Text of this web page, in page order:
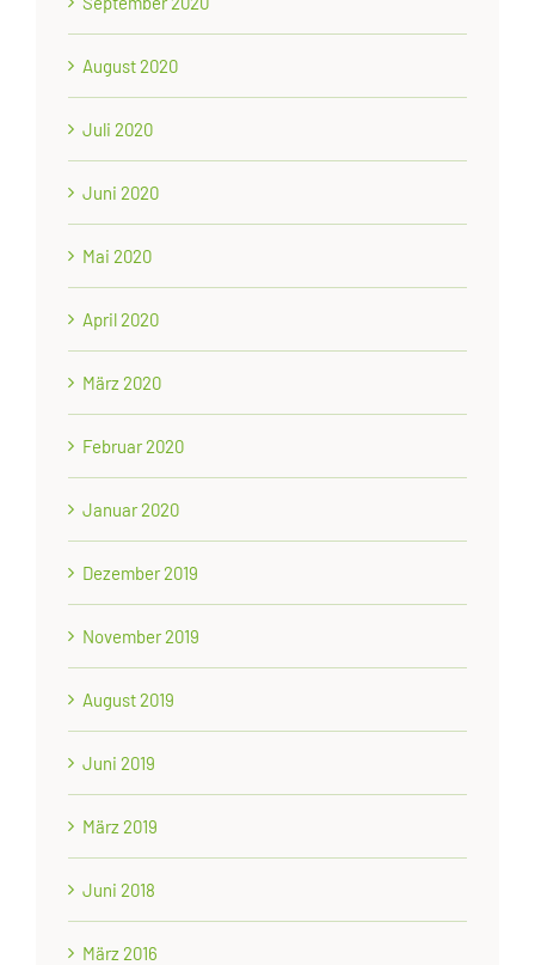
August 2020
Juli 2020
Juni 2020
Mai 2020
April 2020
März 2020
Februar 2020
Januar 2020
Dezember 2019
November 2019
August 2019
Juni 2019
März 2019
Juni 2018
März 2016